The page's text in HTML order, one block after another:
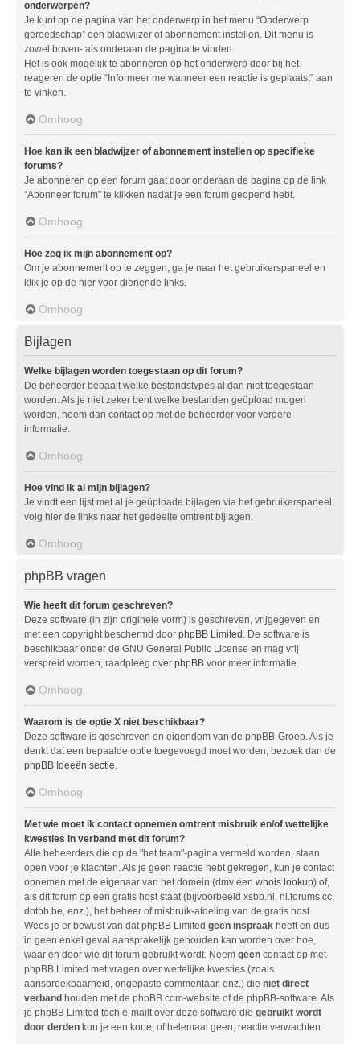
onderwerpen?
Je kunt op de pagina van het onderwerp in het menu “Onderwerp
gereedschap” een bladwijzer of abonnement instellen. Dit menu is
zowel boven- als onderaan de pagina te vinden.
Het is ook mogelijk te abonneren op het onderwerp door bij het
reageren de optie “Informeer me wanneer een reactie is geplaatst” aan
te vinken.
Omhoog
Hoe kan ik een bladwijzer of abonnement instellen op specifieke
forums?
Je abonneren op een forum gaat door onderaan de pagina op de link
“Abonneer forum” te klikken nadat je een forum geopend hebt.
Omhoog
Hoe zeg ik mijn abonnement op?
Om je abonnement op te zeggen, ga je naar het gebruikerspaneel en
klik je op de hier voor dienende links.
Omhoog
Bijlagen
Welke bijlagen worden toegestaan op dit forum?
De beheerder bepaalt welke bestandstypes al dan niet toegestaan
worden. Als je niet zeker bent welke bestanden geüpload mogen
worden, neem dan contact op met de beheerder voor verdere
informatie.
Omhoog
Hoe vind ik al mijn bijlagen?
Je vindt een lijst met al je geüploade bijlagen via het gebruikerspaneel,
volg hier de links naar het gedeelte omtrent bijlagen.
Omhoog
phpBB vragen
Wie heeft dit forum geschreven?
Deze software (in zijn originele vorm) is geschreven, vrijgegeven en
met een copyright beschermd door phpBB Limited . De software is
beschikbaar onder de GNU General Public License en mag vrij
verspreid worden, raadpleeg over phpBB voor meer informatie.
Omhoog
Waarom is de optie X niet beschikbaar?
Deze software is geschreven en eigendom van de phpBB-Groep. Als je
denkt dat een bepaalde optie toegevoegd moet worden, bezoek dan de
phpBB Ideeën sectie
Omhoog
Met wie moet ik contact opnemen omtrent misbruik en/of wettelijke
kwesties in verband met dit forum?
Alle beheerders die op de "het team"-pagina vermeld worden, staan
open voor je klachten. Als je geen reactie hebt gekregen, kun je contact
opnemen met de eigenaar van het domein (dmv een whois lookup) of,
als dit forum op een gratis host staat (bijvoorbeeld xsbb.nl, nl.forums.cc,
dotbb.be, enz.), het beheer of misbruik-afdeling van de gratis host.
Wees je er bewust van dat phpBB Limited geen inspraak heeft en dus
in geen enkel geval aansprakelijk gehouden kan worden over hoe,
waar en door wie dit forum gebruikt wordt. Neem geen contact op met
phpBB Limited met vragen over wettelijke kwesties (zoals
aanspreekbaarheid, ongepaste commentaar, enz.) die niet direct
verband houden met de phpBB.com-website of de phpBB-software. Als
je phpBB Limited toch e-mailt over deze software die gebruikt wordt
door derden kun je een korte, of helemaal geen, reactie verwachten.